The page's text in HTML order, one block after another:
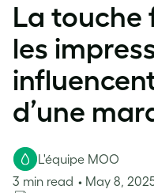
La touche
les
d’une
L'équipe MOO
3 min read
May 8,